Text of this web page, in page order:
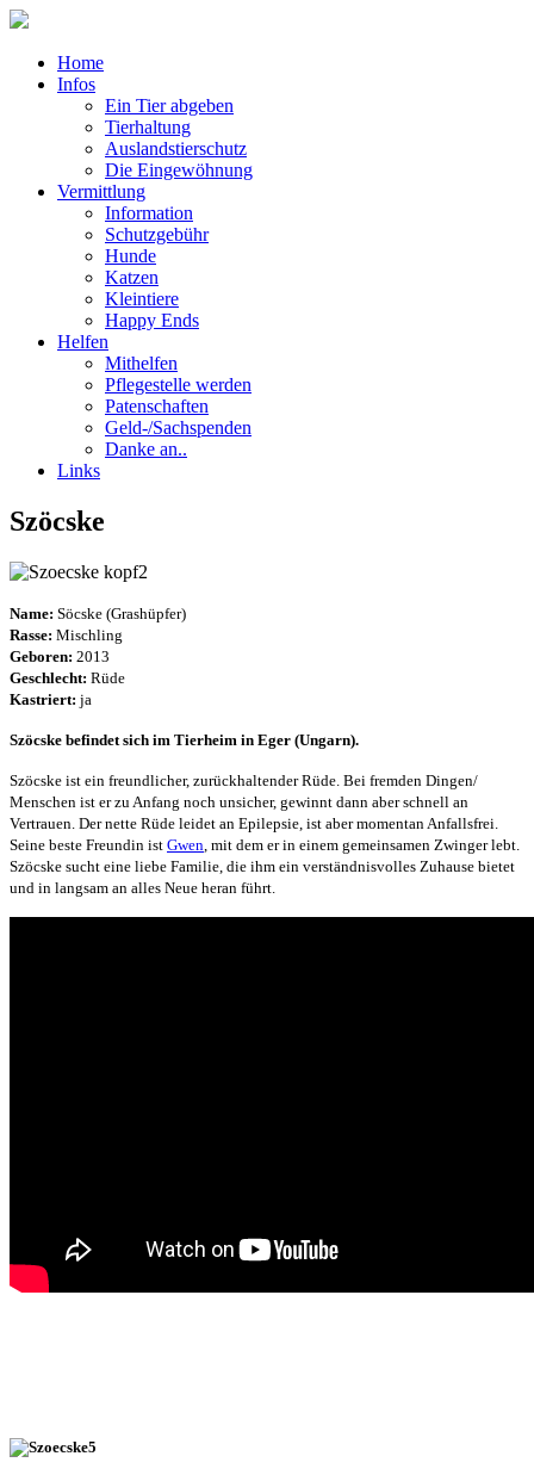
Home
Infos
Ein Tier abgeben
Tierhaltung
Auslandstierschutz
Die Eingewöhnung
Vermittlung
Information
Schutzgebühr
Hunde
Katzen
Kleintiere
Happy Ends
Helfen
Mithelfen
Pflegestelle werden
Patenschaften
Geld-/Sachspenden
Danke an..
Links
Szöcske
Name: Söcske (Grashüpfer)
Rasse: Mischling
Geboren: 2013
Geschlecht: Rüde
Kastriert: ja
Szöcske befindet sich im Tierheim in Eger (Ungarn).
Szöcske ist ein freundlicher, zurückhaltender Rüde. Bei fremden Dingen/
Menschen ist er zu Anfang noch unsicher, gewinnt dann aber schnell an
Vertrauen. Der nette Rüde leidet an Epilepsie, ist aber momentan Anfallsfrei.
Seine beste Freundin ist Gwen , mit dem er in einem gemeinsamen Zwinger lebt.
Szöcske sucht eine liebe Familie, die ihm ein verständnisvolles Zuhause bietet
und in langsam an alles Neue heran führt.